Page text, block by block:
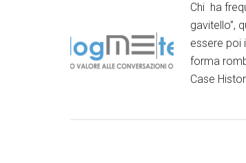
Chi ha
gavitello”,
essere poi
forma
Case